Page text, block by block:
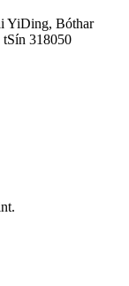
YiDing, Bóthar
318050